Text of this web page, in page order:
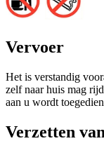
Vervoer
Het is verstandig
zelf naar huis mag
aan u wordt
Verzetten